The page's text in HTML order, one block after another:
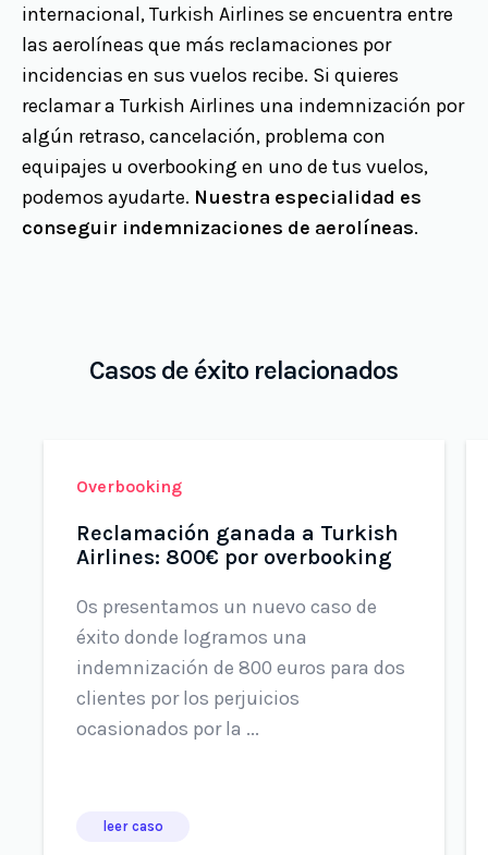
internacional, Turkish Airlines se encuentra entre
las aerolíneas que más reclamaciones por
incidencias en sus vuelos recibe. Si quieres
reclamar a Turkish Airlines una indemnización por
algún retraso, cancelación, problema con
equipajes u overbooking en uno de tus vuelos,
podemos ayudarte. Nuestra especialidad es
conseguir indemnizaciones de aerolíneas.
Casos de éxito relacionados
Overbooking
Reclamación ganada a Turkish
Airlines: 800€ por overbooking
Os presentamos un nuevo caso de
éxito donde logramos una
indemnización de 800 euros para dos
clientes por los perjuicios
ocasionados por la ...
leer caso